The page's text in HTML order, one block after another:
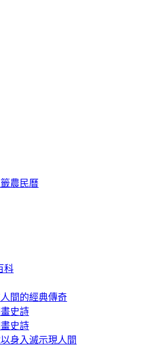
農民曆
科
間的經典傳奇
史詩
史詩
身入滅示現人間